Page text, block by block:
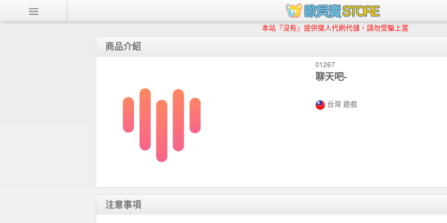
本站『沒有』提供徵人代刷代儲，請勿受騙上當
商品介紹
01267
聊天吧-
台灣 遊戲
注意事項